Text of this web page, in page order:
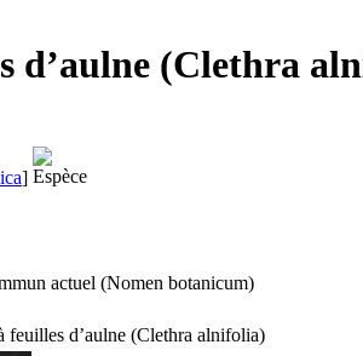
d’aulne (Clethra
]
actuel (Nomen botanicum)
feuilles d’aulne (Clethra alnifolia)